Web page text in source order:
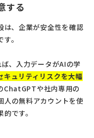
する
は、企業が安全性を確認
。
、入力データがAIの学
キュリティリスクを大幅
ChatGPTや社内専用の
人の無料アカウントを使
です。